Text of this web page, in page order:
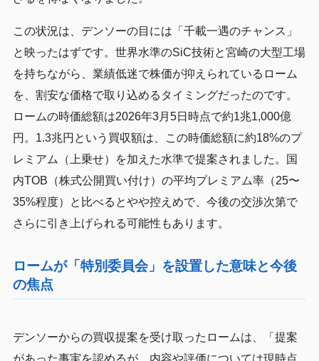
この状況は、デンソーの目には「千載一遇のチャンス」
と映ったはずです。世界水準のSiC技術と宮崎の大型工場
を持ちながら、業績低迷で株価が抑えられているローム
を、割安な価格で取り込めるタイミングだったのです。
ロームの時価総額は2026年3月5日時点で約1兆1,000億
円。1.3兆円という買収額は、この時価総額に約18%のプ
レミアム（上乗せ）を加えた水準で提案されました。国
内TOB（株式公開買い付け）の平均プレミアム率（25〜
35%程度）と比べるとやや控えめで、今後の交渉次第で
さらに引き上げられる可能性もあります。
ロームが「特別委員会」を設置した意味と今後
の焦点
デンソーからの買収提案を受け取ったロームは、「提案